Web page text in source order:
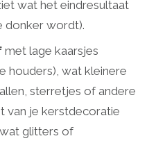
wat het eindresultaat
donker wordt).
met lage kaarsjes
houders), wat kleinere
sterretjes of andere
van je kerstdecoratie
glitters of